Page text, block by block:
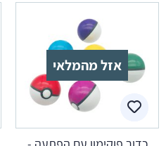
אזל מהמלאי